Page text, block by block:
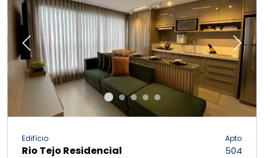
Previous Next
Edifício
Rio Tejo Residencial
Apto
504